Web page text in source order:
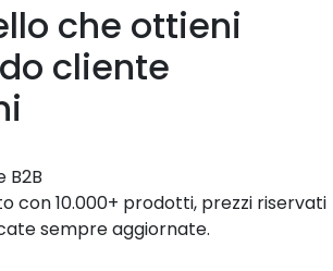
che ottieni
cliente
B2B
con 10.000+ prodotti, prezzi riservati
sempre aggiornate.